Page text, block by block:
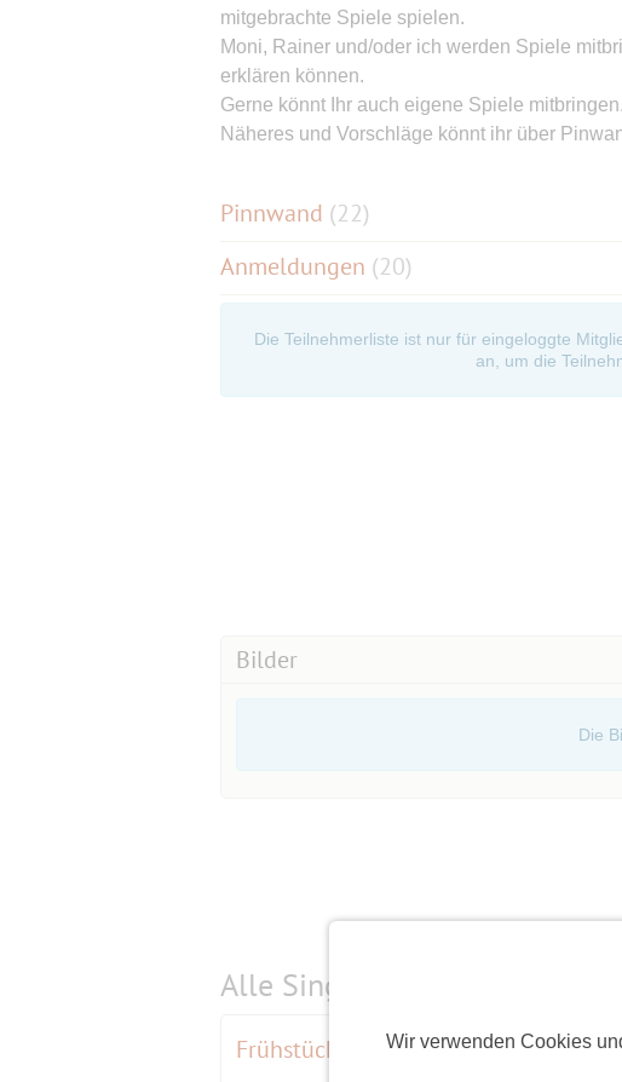
Wir verwenden Cookies
mitgebrachte Spiele spielen.
Moni, Rainer und/oder ich werden Spiele
erklären können.
Gerne könnt Ihr auch eigene Spiele mitbringen.
Näheres und Vorschläge könnt ihr über
Pinnwand (22)
Anmeldungen (20)
Die Teilnehmerliste ist nur für eingeloggte
an, um die
Bilder
Die
Alle Single-Events am
Frühstück am Donnerstag